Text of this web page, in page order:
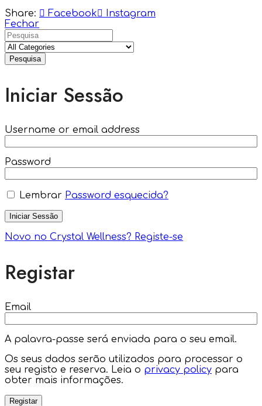
Share:
Facebook
Instagram
Fechar
Pesquisa
Iniciar Sessão
Username or email address
Password
Lembrar Password esquecida?
Iniciar Sessão
Novo no Crystal Wellness? Registe-se
Registar
Email
A palavra-passe será enviada para o seu email.
Os seus dados serão utilizados para processar o
seu registo e reserva. Leia o privacy policy para
obter mais informações.
Registar